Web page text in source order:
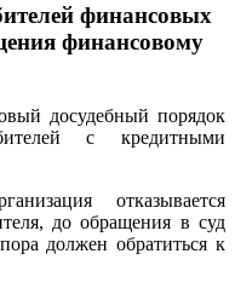
финансовых
финансовому
досудебный порядок
с кредитными
отказывается
до обращения в суд
должен обратиться к